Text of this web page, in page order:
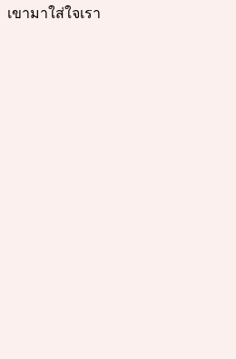
เขามาใส่ใจเรา